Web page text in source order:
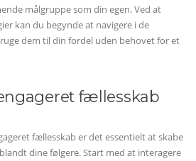
målgruppe som din egen. Ved at
kan du begynde at navigere i de
dem til din fordel uden behovet for et
fællesskab
fællesskab er det essentielt at skabe
dine følgere. Start med at interagere